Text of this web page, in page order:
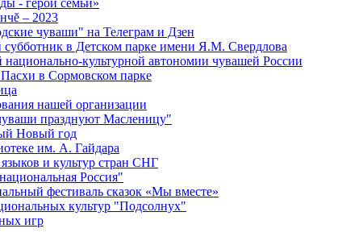
– 2023
чуваши" на Телеграм и Дзен
в Детском парке имени Я.М. Свердлова
национально-культурной автономии чувашей России
в Сормовском парке
нашей организации
празднуют Масленицу"
Новый год
им. А. Гайдара
и культур стран СНГ
Россия"
фестиваль сказок «Мы вместе»
культур "Подсолнух"
игр